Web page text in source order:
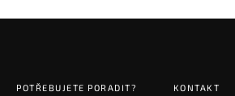
POTŘEBUJETE PORADIT? KONTAKT